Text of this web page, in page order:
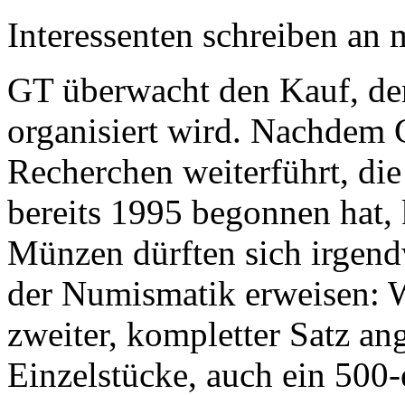
Interessenten schreiben
GT überwacht den Kauf,
organisiert wird. Nachdem
Recherchen weiterführt,
bereits 1995 begonnen
Münzen dürften sich
der Numismatik erweisen:
zweiter, kompletter Satz
Einzelstücke, auch ein